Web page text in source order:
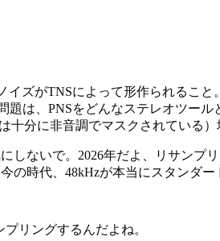
ズがTNSによって形作られるこ
は、PNSをどんなステレオツー
分に非音調でマスクされている
しないで。2026年だよ、リサンプ
の時代、48kHzが本当にスタンダー
リングするんだよね。